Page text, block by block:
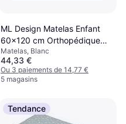
ML Design Matelas Enfant
60x120 cm Orthopédique
Certifié Oeko 23.6x47.2"
Matelas, Blanc
44,33 €
Ou 3 paiements de 14,77 €
5 magasins
Tendance